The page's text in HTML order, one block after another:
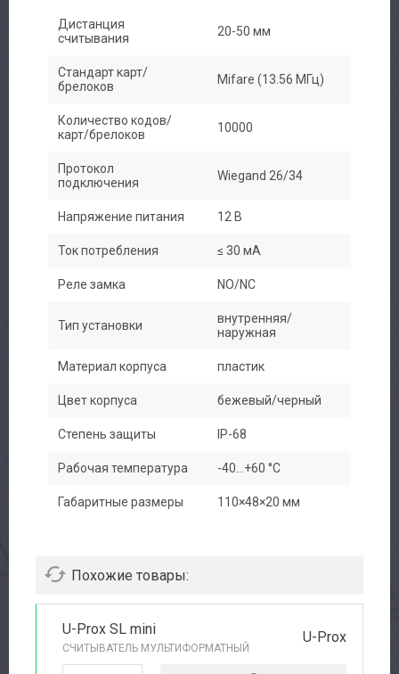
Авторизация
Каталог
Производители
Доставка
Контакты
Дистанция
считывания
20-50 мм
Стандарт карт/
брелоков
Mifare (13.56 МГц)
Количество кодов/
карт/брелоков
10000
Протокол
подключения
Wiegand 26/34
Напряжение питания 12 В
Ток потребления ≤ 30 мА
Реле замка NO/NC
Тип установки
внутренняя/
наружная
Материал корпуса пластик
Цвет корпуса бежевый/черный
Степень защиты IP-68
Рабочая температура -40...+60 °C
Габаритные размеры 110×48×20 мм
Похожие товары:
U-Prox SL mini
СЧИТЫВАТЕЛЬ МУЛЬТИФОРМАТНЫЙ
U-Prox